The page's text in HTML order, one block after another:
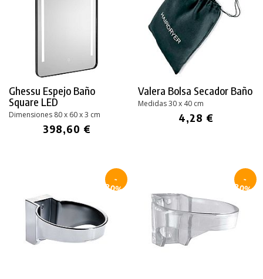
Ghessu Espejo Baño
Square LED
Dimensiones 80 x 60 x3 cm
398,60 €
Valera Bolsa Secador Baño
Medidas 30 x 40 cm
4,28 €
-
30%
-
30%